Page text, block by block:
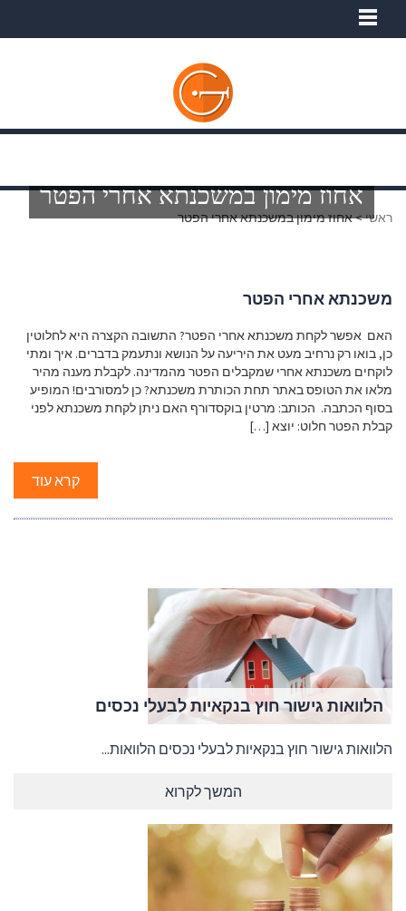
ראשי>אחוז מימון במשכנתא אחרי הפטר
אחוז מימון במשכנתא אחרי הפטר
משכנתא אחרי הפטר
האם אפשר לקחת משכנתא אחרי הפטר? התשובה הקצרה היא לחלוטין
כן, בואו רק נרחיב מעט את היריעה על הנושא ונתעמק בדברים. איך ומתי
לוקחים משכנתא אחרי שמקבלים הפטר מהמדינה. לקבלת מענה מהיר
מלאו את הטופס באתר תחת הכותרת משכנתא? כן למסורבים! המופיע
בסוף הכתבה. הכותב: מרטין בוקסדורף האם ניתן לקחת משכנתא לפני
קבלת הפטר חלוט: יוצא […]
קרא עוד
הלוואות גישור חוץ בנקאיות לבעלי נכסים
הלוואות גישור חוץ בנקאיות לבעלי נכסים הלוואות...
המשך לקרוא